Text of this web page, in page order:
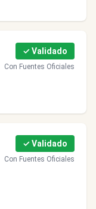
✓ Validado
Con Fuentes Oficiales
✓ Validado
Con Fuentes Oficiales